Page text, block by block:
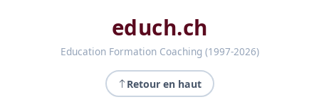
educh.ch
Education Formation Coaching (1997-2026)
Retour en haut